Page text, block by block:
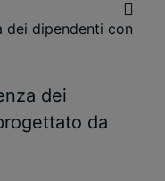
dei
da